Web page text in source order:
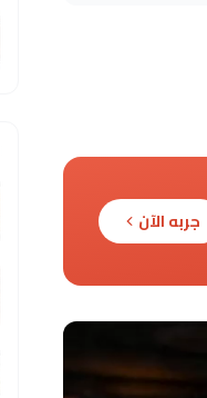
جربه الآن